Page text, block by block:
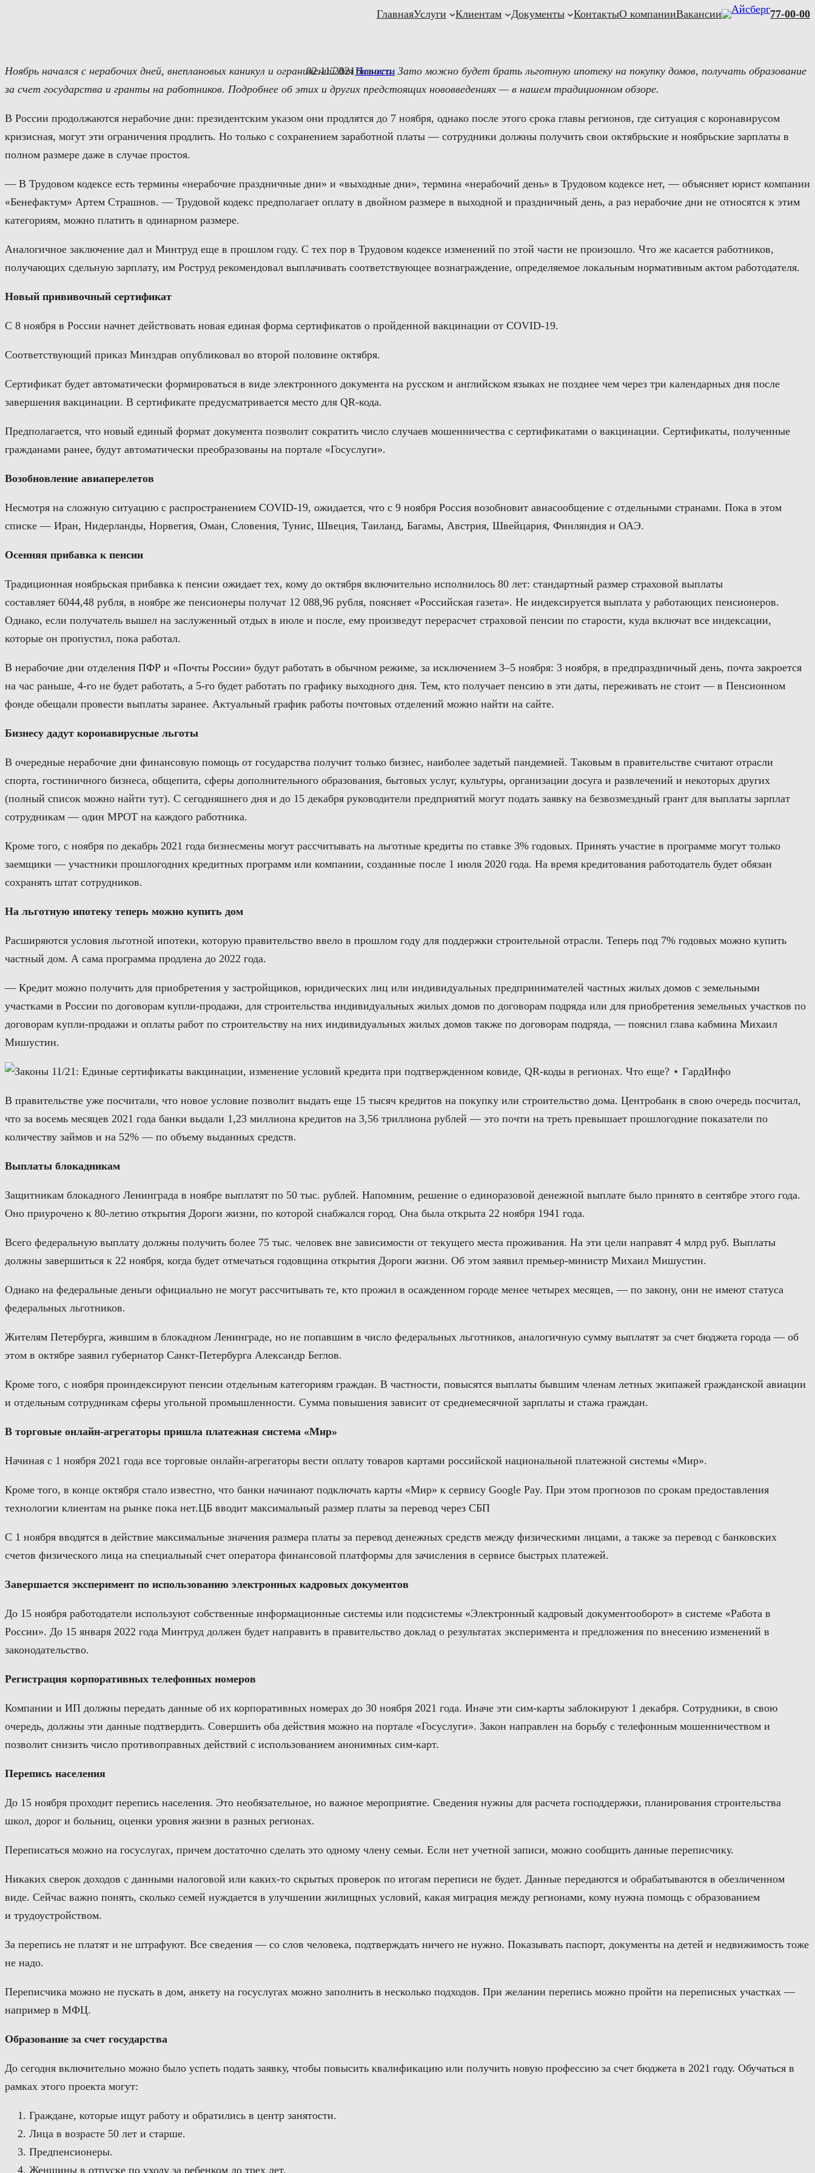
ГлавнаяУслуги Клиентам Документы КонтактыО компанииВакансии 77-00-00
02.11.2021Новости
Ноябрь начался с нерабочих дней, внеплановых каникул и ограничений для бизнеса. Зато можно будет брать льготную ипотеку на покупку домов, получать образование
за счет государства и гранты на работников. Подробнее об этих и других предстоящих нововведениях — в нашем традиционном обзоре.
В России продолжаются нерабочие дни: президентским указом они продлятся до 7 ноября, однако после этого срока главы регионов, где ситуация с коронавирусом
кризисная, могут эти ограничения продлить. Но только с сохранением заработной платы — сотрудники должны получить свои октябрьские и ноябрьские зарплаты в
полном размере даже в случае простоя.
— В Трудовом кодексе есть термины «нерабочие праздничные дни» и «выходные дни», термина «нерабочий день» в Трудовом кодексе нет, — объясняет юрист компании
«Бенефактум» Артем Страшнов. — Трудовой кодекс предполагает оплату в двойном размере в выходной и праздничный день, а раз нерабочие дни не относятся к этим
категориям, можно платить в одинарном размере.
Аналогичное заключение дал и Минтруд еще в прошлом году. С тех пор в Трудовом кодексе изменений по этой части не произошло. Что же касается работников,
получающих сдельную зарплату, им Роструд рекомендовал выплачивать соответствующее вознаграждение, определяемое локальным нормативным актом работодателя.
Новый прививочный сертификат
С 8 ноября в России начнет действовать новая единая форма сертификатов о пройденной вакцинации от COVID-19.
Соответствующий приказ Минздрав опубликовал во второй половине октября.
Сертификат будет автоматически формироваться в виде электронного документа на русском и английском языках не позднее чем через три календарных дня после
завершения вакцинации. В сертификате предусматривается место для QR-кода.
Предполагается, что новый единый формат документа позволит сократить число случаев мошенничества с сертификатами о вакцинации. Сертификаты, полученные
гражданами ранее, будут автоматически преобразованы на портале «Госуслуги».
Возобновление авиаперелетов
Несмотря на сложную ситуацию с распространением COVID-19, ожидается, что с 9 ноября Россия возобновит авиасообщение с отдельными странами. Пока в этом
списке — Иран, Нидерланды, Норвегия, Оман, Словения, Тунис, Швеция, Таиланд, Багамы, Австрия, Швейцария, Финляндия и ОАЭ.
Осенняя прибавка к пенсии
Традиционная ноябрьская прибавка к пенсии ожидает тех, кому до октября включительно исполнилось 80 лет: стандартный размер страховой выплаты
составляет 6044,48 рубля, в ноябре же пенсионеры получат 12 088,96 рубля, поясняет «Российская газета». Не индексируется выплата у работающих пенсионеров.
Однако, если получатель вышел на заслуженный отдых в июле и после, ему произведут перерасчет страховой пенсии по старости, куда включат все индексации,
которые он пропустил, пока работал.
В нерабочие дни отделения ПФР и «Почты России» будут работать в обычном режиме, за исключением 3–5 ноября: 3 ноября, в предпраздничный день, почта закроется
на час раньше, 4-го не будет работать, а 5-го будет работать по графику выходного дня. Тем, кто получает пенсию в эти даты, переживать не стоит — в Пенсионном
фонде обещали провести выплаты заранее. Актуальный график работы почтовых отделений можно найти на сайте.
Бизнесу дадут коронавирусные льготы
В очередные нерабочие дни финансовую помощь от государства получит только бизнес, наиболее задетый пандемией. Таковым в правительстве считают отрасли
спорта, гостиничного бизнеса, общепита, сферы дополнительного образования, бытовых услуг, культуры, организации досуга и развлечений и некоторых других
(полный список можно найти тут). С сегодняшнего дня и до 15 декабря руководители предприятий могут подать заявку на безвозмездный грант для выплаты зарплат
сотрудникам — один МРОТ на каждого работника.
Кроме того, с ноября по декабрь 2021 года бизнесмены могут рассчитывать на льготные кредиты по ставке 3% годовых. Принять участие в программе могут только
заемщики — участники прошлогодних кредитных программ или компании, созданные после 1 июля 2020 года. На время кредитования работодатель будет обязан
сохранять штат сотрудников.
На льготную ипотеку теперь можно купить дом
Расширяются условия льготной ипотеки, которую правительство ввело в прошлом году для поддержки строительной отрасли. Теперь под 7% годовых можно купить
частный дом. А сама программа продлена до 2022 года.
— Кредит можно получить для приобретения у застройщиков, юридических лиц или индивидуальных предпринимателей частных жилых домов с земельными
участками в России по договорам купли-продажи, для строительства индивидуальных жилых домов по договорам подряда или для приобретения земельных участков по
договорам купли-продажи и оплаты работ по строительству на них индивидуальных жилых домов также по договорам подряда, — пояснил глава кабмина Михаил
Мишустин.
В правительстве уже посчитали, что новое условие позволит выдать еще 15 тысяч кредитов на покупку или строительство дома. Центробанк в свою очередь посчитал,
что за восемь месяцев 2021 года банки выдали 1,23 миллиона кредитов на 3,56 триллиона рублей — это почти на треть превышает прошлогодние показатели по
количеству займов и на 52% — по объему выданных средств.
Выплаты блокадникам
Защитникам блокадного Ленинграда в ноябре выплатят по 50 тыс. рублей. Напомним, решение о единоразовой денежной выплате было принято в сентябре этого года.
Оно приурочено к 80-летию открытия Дороги жизни, по которой снабжался город. Она была открыта 22 ноября 1941 года.
Всего федеральную выплату должны получить более 75 тыс. человек вне зависимости от текущего места проживания. На эти цели направят 4 млрд руб. Выплаты
должны завершиться к 22 ноября, когда будет отмечаться годовщина открытия Дороги жизни. Об этом заявил премьер-министр Михаил Мишустин.
Однако на федеральные деньги официально не могут рассчитывать те, кто прожил в осажденном городе менее четырех месяцев, — по закону, они не имеют статуса
федеральных льготников.
Жителям Петербурга, жившим в блокадном Ленинграде, но не попавшим в число федеральных льготников, аналогичную сумму выплатят за счет бюджета города — об
этом в октябре заявил губернатор Санкт-Петербурга Александр Беглов.
Кроме того, с ноября проиндексируют пенсии отдельным категориям граждан. В частности, повысятся выплаты бывшим членам летных экипажей гражданской авиации
и отдельным сотрудникам сферы угольной промышленности. Сумма повышения зависит от среднемесячной зарплаты и стажа граждан.
В торговые онлайн-агрегаторы пришла платежная система «Мир»
Начиная с 1 ноября 2021 года все торговые онлайн-агрегаторы вести оплату товаров картами российской национальной платежной системы «Мир».
Кроме того, в конце октября стало известно, что банки начинают подключать карты «Мир» к сервису Google Pay. При этом прогнозов по срокам предоставления
технологии клиентам на рынке пока нет.ЦБ вводит максимальный размер платы за перевод через СБП
С 1 ноября вводятся в действие максимальные значения размера платы за перевод денежных средств между физическими лицами, а также за перевод с банковских
счетов физического лица на специальный счет оператора финансовой платформы для зачисления в сервисе быстрых платежей.
Завершается эксперимент по использованию электронных кадровых документов
До 15 ноября работодатели используют собственные информационные системы или подсистемы «Электронный кадровый документооборот» в системе «Работа в
России». До 15 января 2022 года Минтруд должен будет направить в правительство доклад о результатах эксперимента и предложения по внесению изменений в
законодательство.
Регистрация корпоративных телефонных номеров
Компании и ИП должны передать данные об их корпоративных номерах до 30 ноября 2021 года. Иначе эти сим-карты заблокируют 1 декабря. Сотрудники, в свою
очередь, должны эти данные подтвердить. Совершить оба действия можно на портале «Госуслуги». Закон направлен на борьбу с телефонным мошенничеством и
позволит снизить число противоправных действий с использованием анонимных сим-карт.
Перепись населения
До 15 ноября проходит перепись населения. Это необязательное, но важное мероприятие. Сведения нужны для расчета господдержки, планирования строительства
школ, дорог и больниц, оценки уровня жизни в разных регионах.
Переписаться можно на госуслугах, причем достаточно сделать это одному члену семьи. Если нет учетной записи, можно сообщить данные переписчику.
Никаких сверок доходов с данными налоговой или каких-то скрытых проверок по итогам переписи не будет. Данные передаются и обрабатываются в обезличенном
виде. Сейчас важно понять, сколько семей нуждается в улучшении жилищных условий, какая миграция между регионами, кому нужна помощь с образованием
и трудоустройством.
За перепись не платят и не штрафуют. Все сведения — со слов человека, подтверждать ничего не нужно. Показывать паспорт, документы на детей и недвижимость тоже
не надо.
Переписчика можно не пускать в дом, анкету на госуслугах можно заполнить в несколько подходов. При желании перепись можно пройти на переписных участках —
например в МФЦ.
Образование за счет государства
До сегодня включительно можно было успеть подать заявку, чтобы повысить квалификацию или получить новую профессию за счет бюджета в 2021 году. Обучаться в
рамках этого проекта могут:
Граждане, которые ищут работу и обратились в центр занятости.
Лица в возрасте 50 лет и старше.
Предпенсионеры.
Женщины в отпуске по уходу за ребенком до трех лет.